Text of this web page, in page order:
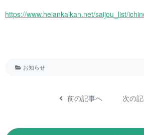
https://www.heiankaikan.net/saijou_list/
お知らせ
前の記事へ 次の